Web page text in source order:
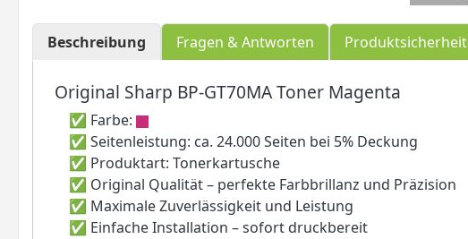
Beschreibung Fragen & Antworten Produktsicherheit
Original Sharp BP-GT70MA Toner Magenta
✅ Farbe:
✅ Seitenleistung: ca. 24.000 Seiten bei 5% Deckung
✅ Produktart: Tonerkartusche
✅ Original Qualität – perfekte Farbbrillanz und Präzision
✅ Maximale Zuverlässigkeit und Leistung
✅ Einfache Installation – sofort druckbereit